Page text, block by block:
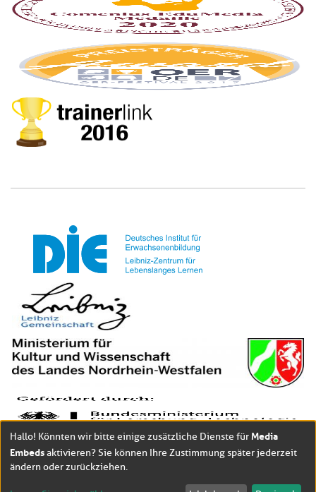
Hallo! Könnten wir bitte einige zusätzliche Dienste für Media
Embedsaktivieren? Sie können Ihre Zustimmung später jederzeit
ändern oder zurückziehen.